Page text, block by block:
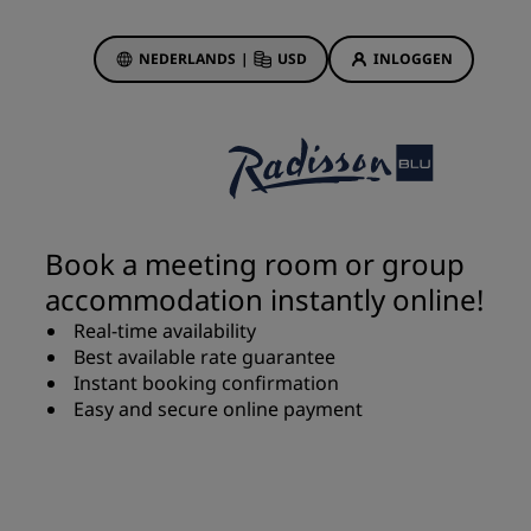
NEDERLANDS | USD INLOGGEN
Hotelaanbiedingen
Het is direct raak
Deals of the Day
Vooruitboeken
Bekijk onze arrangementen
Book a meeting room or group
accommodation instantly online!
Real-time availability
Best available rate guarantee
Instant booking confirmation
Easy and secure online payment